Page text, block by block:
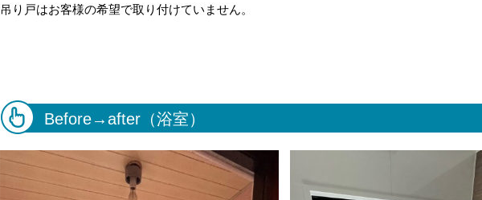
吊り戸はお客様の希望で取り付けていません。
Before→after（浴室）